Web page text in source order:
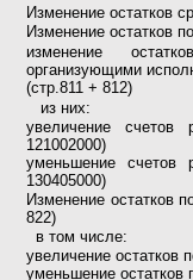
Изменение остатков
Изменение остатков
изменение
организующими
(стр.811 + 812)
из них:
увеличение счетов
121002000)
уменьшение счетов
130405000)
Изменение остатков
822)
в том числе:
увеличение остатков
уменьшение остатков